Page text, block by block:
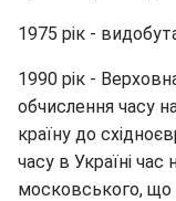
1975 рік -
1990 рік -
обчислення часу
країну до
часу в Україні час
московського, що